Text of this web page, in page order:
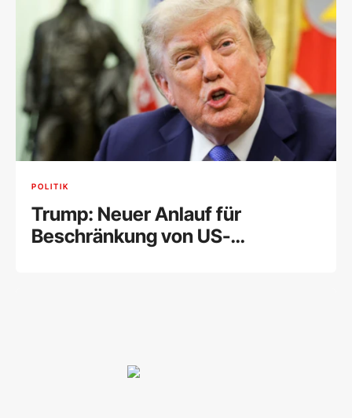
POLITIK
Trump: Neuer Anlauf für
Beschränkung von US-